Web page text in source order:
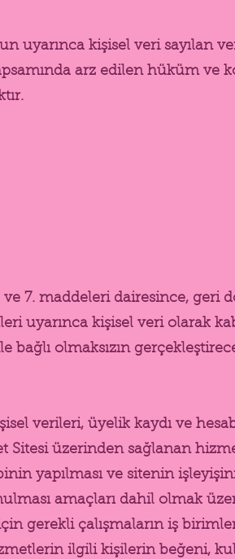
uyarınca kişisel veri sayılan
arz edilen hüküm ve
ve 7. maddeleri dairesince,
uyarınca kişisel veri olarak
olmaksızın
verileri, üyelik kaydı ve
Sitesi üzerinden sağlanan
yapılması ve sitenin
amaçları dahil olmak
gerekli çalışmaların iş
ilgili kişilerin beğeni,